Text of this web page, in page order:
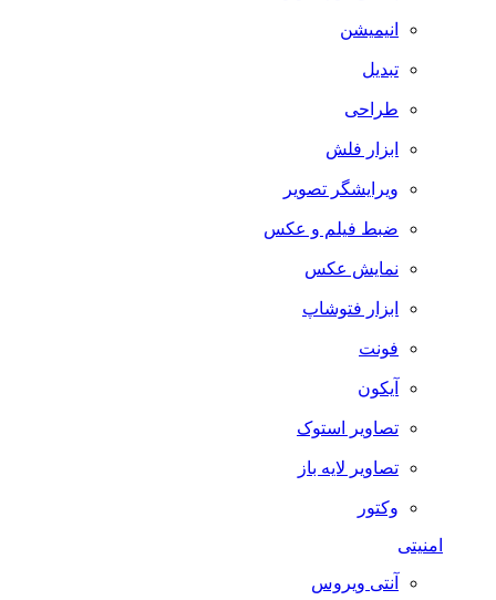
انیمیشن
تبدیل
طراحی
ابزار فلش
ویرایشگر تصویر
ضبط فيلم و عكس
نمایش عکس
ابزار فتوشاپ
فونت
آیکون
تصاویر استوک
تصاویر لایه باز
وکتور
امنیتی
آنتی ویروس